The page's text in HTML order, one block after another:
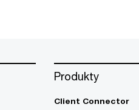
Produkty
Client Connector